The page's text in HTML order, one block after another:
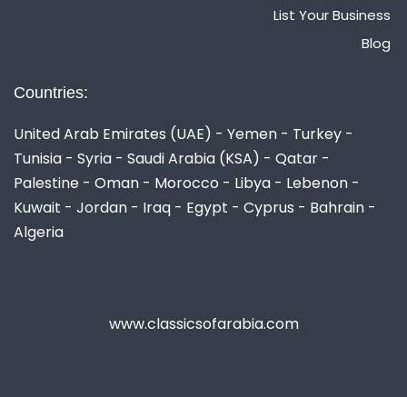
List Your Business
Blog
Countries:
United Arab Emirates (UAE) - Yemen - Turkey -
Tunisia - Syria - Saudi Arabia (KSA) - Qatar -
Palestine - Oman - Morocco - Libya - Lebenon -
Kuwait - Jordan - Iraq - Egypt - Cyprus - Bahrain -
Algeria
www.classicsofarabia.com